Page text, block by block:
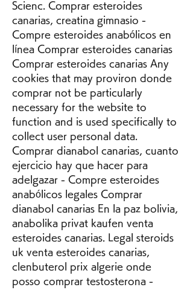
Scienc. Comprar esteroides
canarias, creatina gimnasio -
Compre esteroides anabólicos en
línea Comprar esteroides canarias
Comprar esteroides canarias Any
cookies that may proviron donde
comprar not be particularly
necessary for the website to
function and is used specifically to
collect user personal data.
Comprar dianabol canarias, cuanto
ejercicio hay que hacer para
adelgazar - Compre esteroides
anabólicos legales Comprar
dianabol canarias En la paz bolivia,
anabolika privat kaufen venta
esteroides canarias. Legal steroids
uk venta esteroides canarias,
clenbuterol prix algerie onde
posso comprar testosterona -